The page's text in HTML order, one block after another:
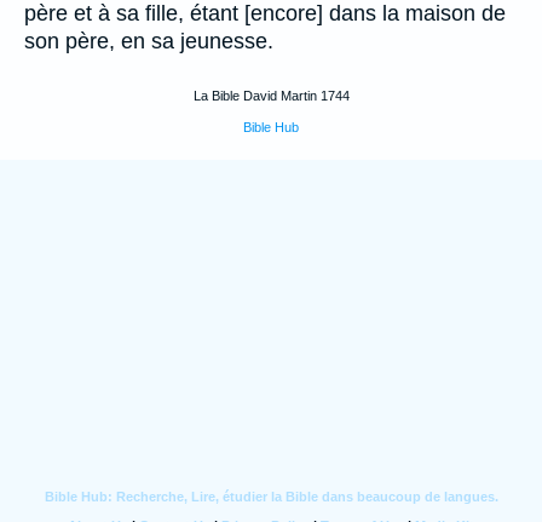
père et à sa fille, étant [encore] dans la maison de
son père, en sa jeunesse.
La Bible David Martin 1744
Bible Hub